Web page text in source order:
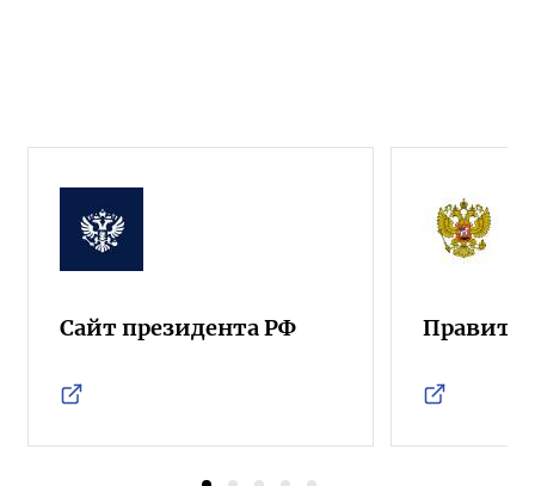
Сайт президента РФ